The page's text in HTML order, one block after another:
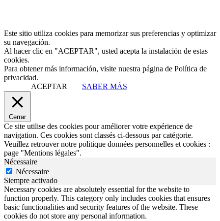
Este sitio utiliza cookies para memorizar sus preferencias y optimizar
su navegación.
Al hacer clic en "ACEPTAR", usted acepta la instalación de estas
cookies.
Para obtener más información, visite nuestra página de Política de
privacidad.
ACEPTAR
SABER MÁS
Cerrar
Ce site utilise des cookies pour améliorer votre expérience de
navigation. Ces cookies sont classés ci-dessous par catégorie.
Veuillez retrouver notre politique données personnelles et cookies :
page "Mentions légales".
Nécessaire
Nécessaire
Siempre activado
Necessary cookies are absolutely essential for the website to
function properly. This category only includes cookies that ensures
basic functionalities and security features of the website. These
cookies do not store any personal information.